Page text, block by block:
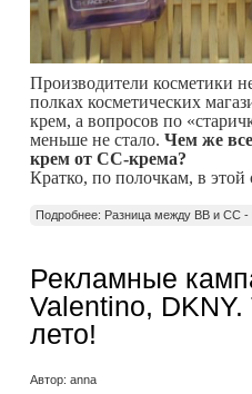
Производители косметики
полках косметических
крем, а вопросов по
меньше не стало. Чем же
крем от СС-крема?
Кратко, по полочкам, в этой
Подробнее: Разница между ВВ и СС -
Рекламные
Valentino, DKNY.
лето!
Автор: anna